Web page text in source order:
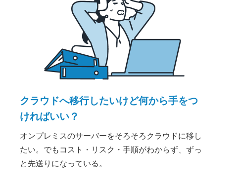
クラウドへ移行したいけど何から手をつ
ければいい？
オンプレミスのサーバーをそろそろクラウドに移し
たい。でもコスト・リスク・手順がわからず、ずっ
と先送りになっている。